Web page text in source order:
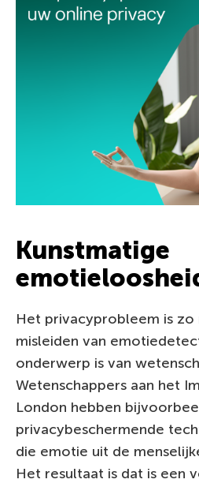
Kunstmatige
Het privacyprobleem is zo
misleiden van
onderwerp is van
Wetenschappers aan het
London hebben
privacybeschermende
die emotie uit de
Het resultaat is dat is een